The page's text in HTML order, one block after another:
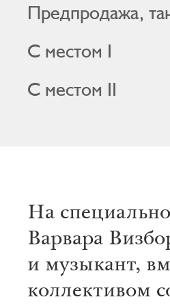
Предпродажа,
С местом I
С местом II
На
Варвара
и музыкант,
коллективом